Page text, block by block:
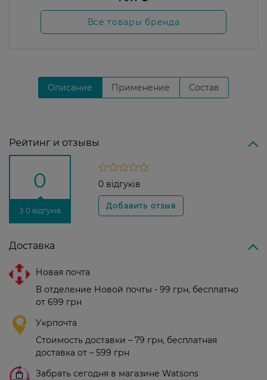
Все товары бренда
Описание Применение Состав
Рейтинг и отзывы
0
З 0 відгуків
0 відгуків
Доставка
Новая почта
В отделение Новой почты - 99 грн, бесплатно
от 699 грн
Укрпочта
Стоимость доставки – 79 грн, бесплатная
доставка от – 599 грн
Забрать сегодня в магазине Watsons